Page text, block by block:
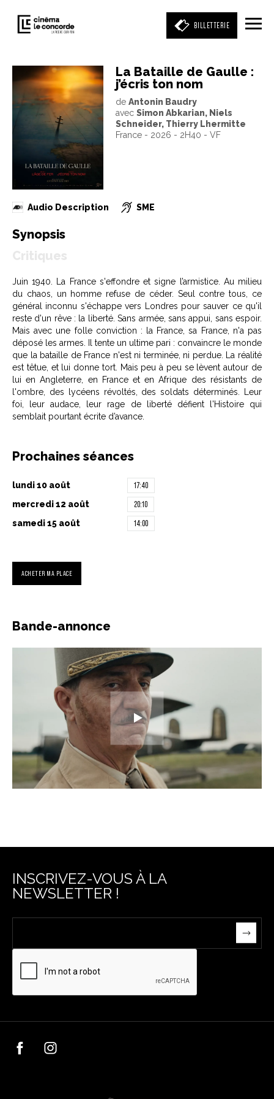
BILLETTERIE
Entrez votre mot clé
(film, réalisateur, acteur, événement)
La Bataille de Gaulle :
j’écris ton nom
de Antonin Baudry
avec Simon Abkarian, Niels
Schneider, Thierry Lhermitte
France - 2026 - 2H40 - VF
Audio Description SME
Synopsis
Juin 1940. La France s'effondre et signe l’armistice. Au milieu
du chaos, un homme refuse de céder. Seul contre tous, ce
général inconnu s'échappe vers Londres pour sauver ce qu'il
reste d'un rêve : la liberté. Sans armée, sans appui, sans espoir.
Mais avec une folle conviction : la France, sa France, n'a pas
déposé les armes. Il tente un ultime pari : convaincre le monde
que la bataille de France n'est ni terminée, ni perdue. La réalité
est têtue, et lui donne tort. Mais peu à peu se lèvent autour de
lui en Angleterre, en France et en Afrique des résistants de
l'ombre, des lycéens révoltés, des soldats déterminés. Leur
foi, leur audace, leur rage de liberté défient l'Histoire qui
semblait pourtant écrite d’avance.
Prochaines séances
lundi 10 août 17:40
mercredi 12 août 20:10
samedi 15 août 14:00
ACHETER MA PLACE
Bande-annonce
INSCRIVEZ-VOUS À LA
NEWSLETTER !